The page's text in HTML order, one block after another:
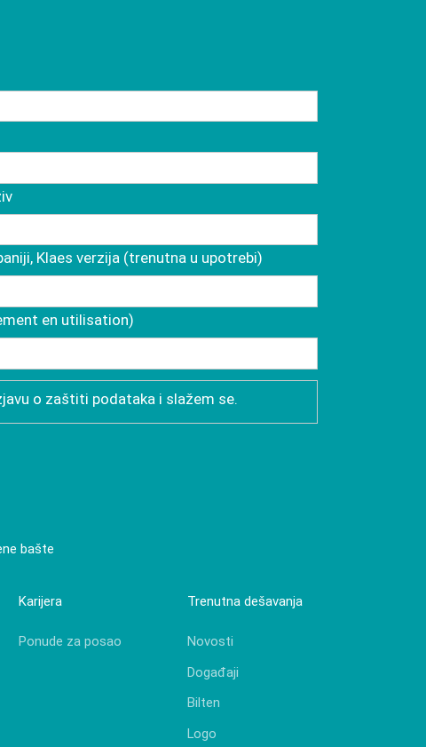
Klaes verzija (trenutna u upotrebi)
en utilisation)
o zaštiti podataka i slažem se.
bašte
Karijera
Ponude za posao
Trenutna dešavanja
Novosti
Događaji
Bilten
Logo